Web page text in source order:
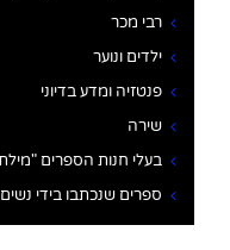
רבי מכר
ילדים ונוער
פנטזיה ומדע בדיוני
שירה
בעלי חנות הספרים
ספרים שנכתבו בידי